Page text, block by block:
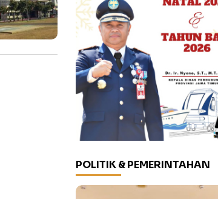
POLITIK & PEMERINTAHAN